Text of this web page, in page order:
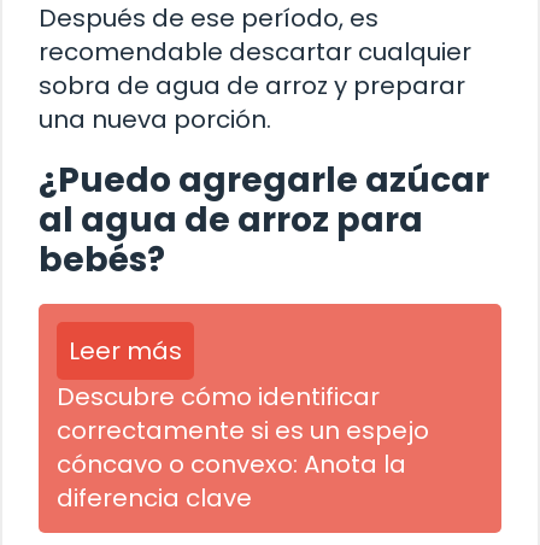
Después de ese período, es
recomendable descartar cualquier
sobra de agua de arroz y preparar
una nueva porción.
¿Puedo agregarle azúcar
al agua de arroz para
bebés?
Leer más
Descubre cómo identificar
correctamente si es un espejo
cóncavo o convexo: Anota la
diferencia clave